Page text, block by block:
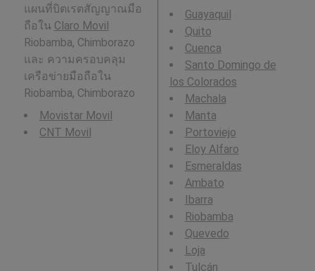
แผนที่บิตเรตสัญญาณมือ
ถือใน Claro Movil
Riobamba, Chimborazo
และ ความครอบคลุม
เครือข่ายมือถือใน
Riobamba, Chimborazo
Movistar Movil
CNT Movil
Guayaquil
Quito
Cuenca
Santo Domingo de
los Colorados
Machala
Manta
Portoviejo
Eloy Alfaro
Esmeraldas
Ambato
Ibarra
Riobamba
Quevedo
Loja
Tulcán